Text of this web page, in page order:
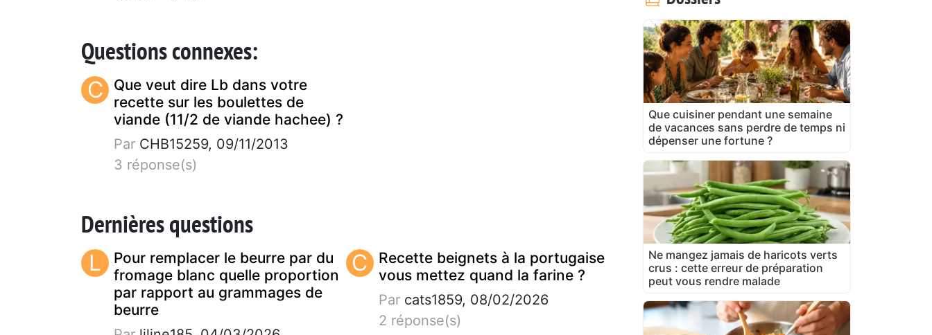
Questions connexes:
C
Que veut dire Lb dans votre
recette sur les boulettes de
viande (11/2 de viande hachee) ?
Par CHB15259, 09/11/2013
3 réponse(s)
Dernières questions
L
Pour remplacer le beurre par du
fromage blanc quelle proportion
par rapport au grammages de
beurre
C
Recette beignets à la portugaise
vous mettez quand la farine ?
Parcats1859, 08/02/2026
2 réponse(s)
Que cuisiner pendant une semaine
de vacances sans perdre de temps ni
dépenser une fortune ?
Ne mangez jamais de haricots verts
crus : cette erreur de préparation
peut vous rendre malade